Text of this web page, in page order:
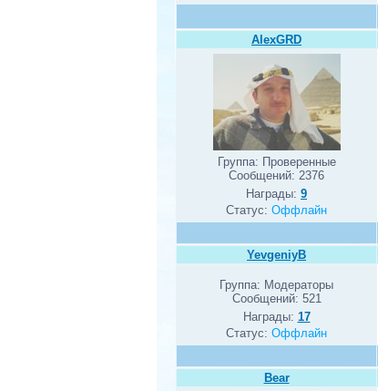
AlexGRD
Группа: Проверенные
Сообщений: 2376
Награды: 9
Статус: Оффлайн
YevgeniyB
Группа: Модераторы
Сообщений: 521
Награды: 17
Статус: Оффлайн
Bear